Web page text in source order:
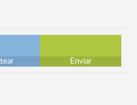
Enviar